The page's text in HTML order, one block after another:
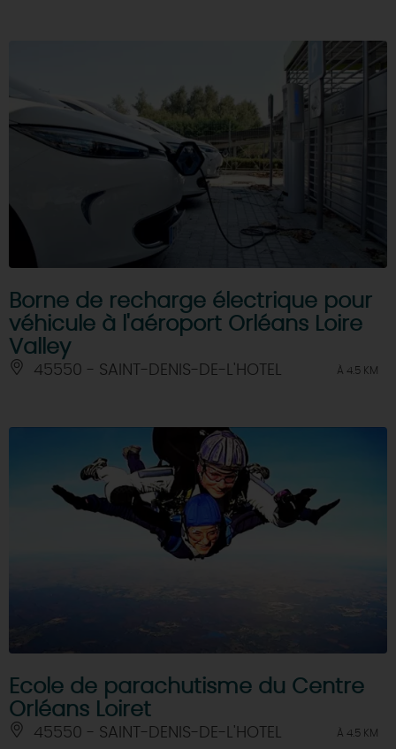
Borne de recharge électrique pour
véhicule à l'aéroport Orléans Loire
Valley
45550 - SAINT-DENIS-DE-L'HOTEL À 4.5 KM
Ecole de parachutisme du Centre
Orléans Loiret
45550 - SAINT-DENIS-DE-L'HOTEL À 4.5 KM